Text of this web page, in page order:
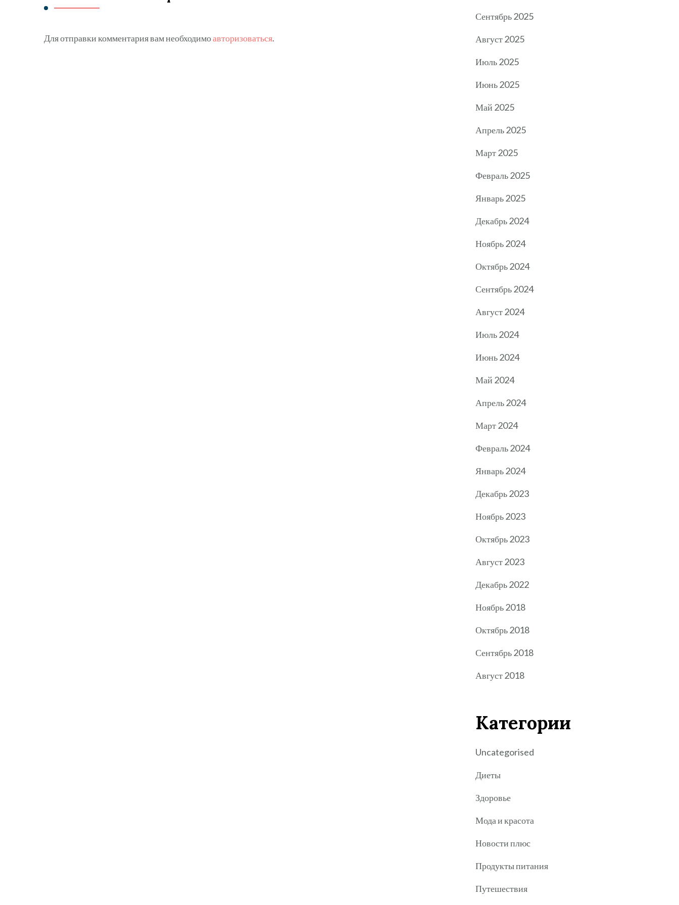
Для отправки комментария вам необходимоавторизоваться.
Сентябрь 2025
Август 2025
Июль 2025
Июнь 2025
Май 2025
Апрель 2025
Март 2025
Февраль 2025
Январь 2025
Декабрь 2024
Ноябрь 2024
Октябрь 2024
Сентябрь 2024
Август 2024
Июль 2024
Июнь 2024
Май 2024
Апрель 2024
Март 2024
Февраль 2024
Январь 2024
Декабрь 2023
Ноябрь 2023
Октябрь 2023
Август 2023
Декабрь 2022
Ноябрь 2018
Октябрь 2018
Сентябрь 2018
Август 2018
Категории
Uncategorised
Диеты
Здоровье
Мода и красота
Новости плюс
Продукты питания
Путешествия